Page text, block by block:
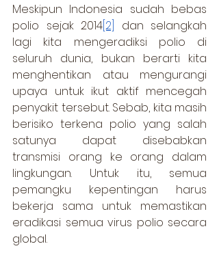
Meskipun Indonesia sudah bebas
polio sejak 2014[2]
dan selangkah
lagi kita mengeradiksi polio di
seluruh dunia, bukan berarti kita
menghentikan atau mengurangi
upaya untuk ikut aktif mencegah
penyakit tersebut. Sebab, kita masih
berisiko terkena polio yang salah
satunya dapat disebabkan
transmisi orang ke orang dalam
lingkungan. Untuk itu, semua
pemangku kepentingan harus
bekerja sama untuk memastikan
eradikasi semua virus polio secara
global.